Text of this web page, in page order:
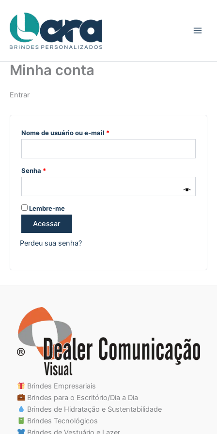
para
conteúdo
Minha conta
Entrar
Nome de usuário ou e-mail *
Senha *
Lembre-me
Acessar
Perdeu sua senha?
Brindes Empresariais
Brindes para o Escritório/Dia a Dia
Brindes de Hidratação e Sustentabilidade
Brindes Tecnológicos